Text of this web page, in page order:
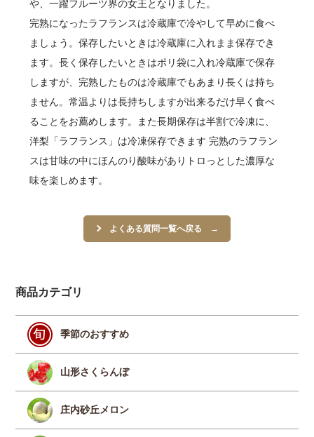
や、一躍フルーツ界の女王となりました。
完熟になったラフランスは冷蔵庫で冷やして早めに食べ
ましょう。保存したいときは冷蔵庫に入れまま保存でき
ます。長く保存したいときはポリ袋に入れ冷蔵庫で保存
しますが、完熟したものは冷蔵庫でもあまり長くは持ち
ません。常温よりは長持ちしますが出来るだけ早く食べ
ることをお薦めします。また長期保存は半割で冷凍に、
洋梨「ラフランス」は冷凍保存できます 完熟のラフラン
スは甘味の中にほんのり酸味がありトロっとした濃厚な
味を楽しめます。
よくある質問一覧へ戻る
商品カテゴリ
季節のおすすめ
山形さくらんぼ
庄内砂丘メロン